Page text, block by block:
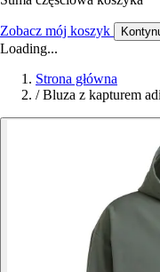
Zobacz mój koszyk
Loading...
Strona główna
/ Bluza z kapturem